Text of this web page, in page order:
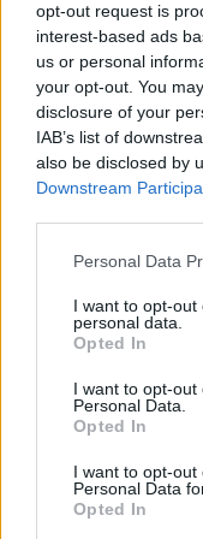
opt-out request is
interest-based ads
us or personal
your opt-out. You
disclosure of your
IAB’s list of
also be disclosed by
Downstream
Please note that this
not limited to your
grant or deny
use your data for
consent section.
Personal Data
I want to opt-
personal data.
Opted In
I want to opt-out
Personal Data.
Opted In
I want to opt-
Personal Data
Opted In
δεν είχα πια
παρακαλώ να μην μου
πολύ αγχωτική και
μου ήταν όταν με
κόρη, που με
Τα συναισθήματα που
πριν και ακόμα και
γι’ αυτά. Ο φίλος
ξάπλωσα στο κρεβάτι
αλλά οι οπαδοί
μετά την παραίτησή
Έλαβα ένα μήνυμα
και ότι η παραίτησή
προσκάλεσε να έρθω